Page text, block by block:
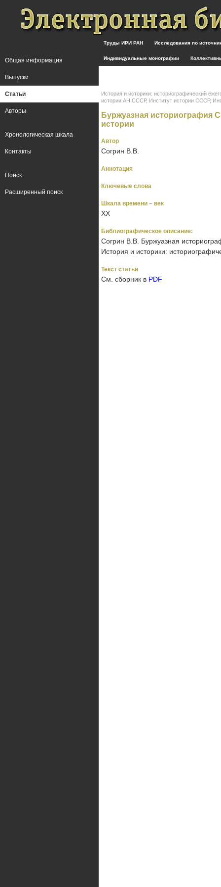
Труды ИРИ РАН Исследования по
Индивидуальные монографии
История и историки: историографический
истории АН СССР, Институт истории СССР,
Буржуазная историография
истории
Автор
Согрин В.В.
Аннотация
Ключевые слова
Шкала времени – век
XX
Библиографическое описание:
Согрин В.В. Буржуазная
История и историки:
Текст статьи
См. сборник в PDF
Общая информация
Выпуски
Статьи
Авторы
Хронологическая шкала
Контакты
Поиск
Расширенный поиск